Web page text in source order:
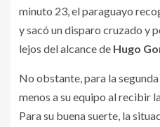
minuto 23, el paraguayo
y sacó un disparo cruzado y
lejos del alcance de Hugo
No obstante, para la
menos a su equipo al recibir
Para su buena suerte, la